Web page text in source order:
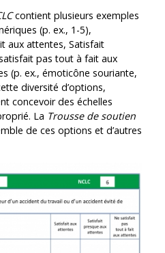
contient plusieurs exemples
(p. ex., 1-5),
aux attentes, Satisfait
pas tout à fait aux
(p. ex., émoticône souriante,
diversité d’options,
concevoir des échelles
La Trousse de soutien
de ces options et d’autres